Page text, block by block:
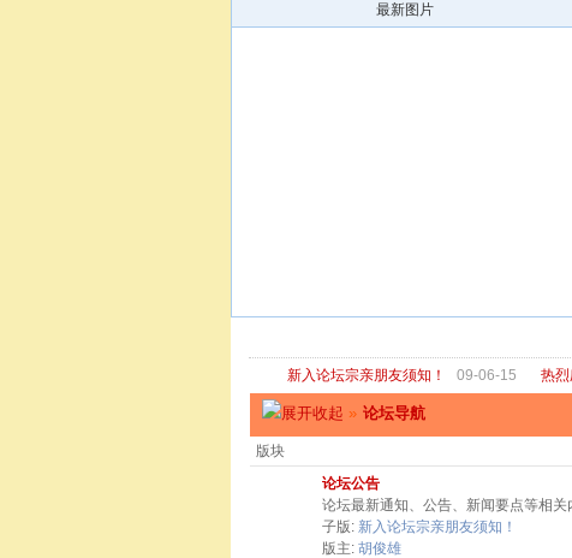
最新图片
新入论坛宗亲朋友须知！ 09-06-15 热烈
» 论坛导航
版块
论坛公告
论坛最新通知、公告、新闻要点等相关
子版: 新入论坛宗亲朋友须知！
版主: 胡俊雄